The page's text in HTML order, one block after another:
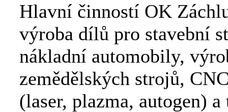
Hlavní činností OK
výroba dílů pro stavební
nákladní automobily,
zemědělských strojů,
(laser, plazma, autogen)